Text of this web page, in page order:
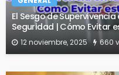
El Sesgo de
Seguridad | Cómo Evitar
12 noviembre, 2025 660